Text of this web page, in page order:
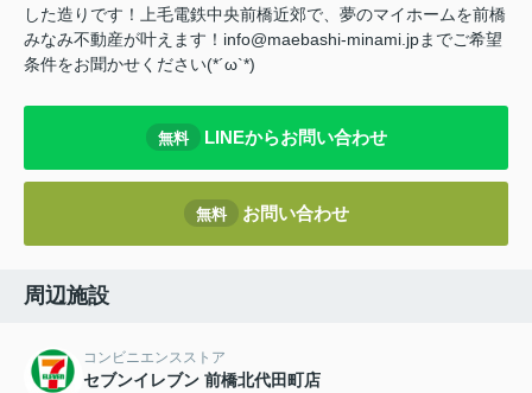
した造りです！上毛電鉄中央前橋近郊で、夢のマイホームを前橋
みなみ不動産が叶えます！info@maebashi-minami.jpまでご希望
条件をお聞かせください(*´ω`*)
無料 LINEからお問い合わせ
無料 お問い合わせ
周辺施設
コンビニエンスストア
セブンイレブン 前橋北代田町店